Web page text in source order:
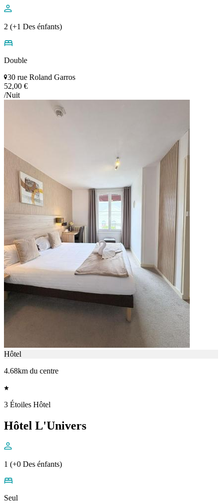
2 (+1 Des énfants)
Double
30 rue Roland Garros
52,00 €
/Nuit
Hôtel
4.68km du centre
3 Étoiles Hôtel
Hôtel L'Univers
1 (+0 Des énfants)
Seul